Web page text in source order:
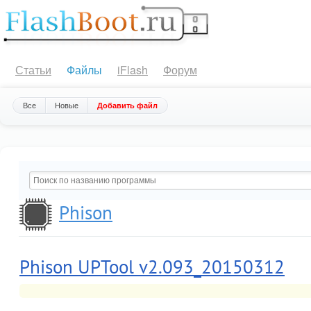
Статьи Файлы iFlash Форум
Все Новые Добавить файл
Phison
Phison UPTool v2.093_20150312